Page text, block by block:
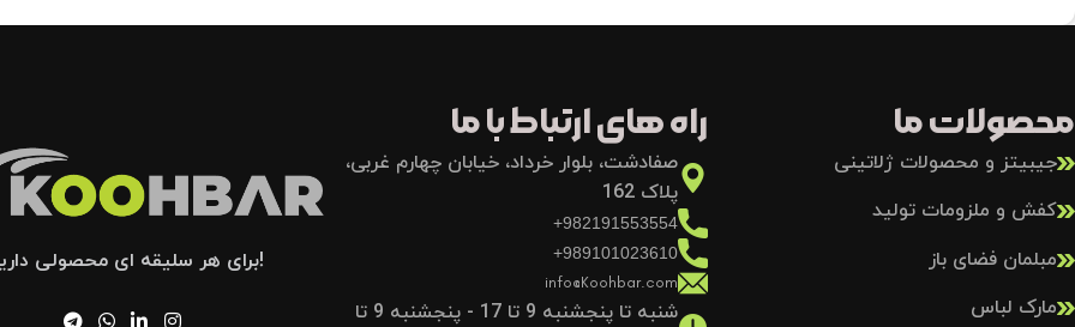
محصولات ما
جیبیتز و محصولات ژلاتینی
کفش و ملزومات تولید
مبلمان فضای باز
مارک لباس
راه های ارتباط با ما
صفادشت، بلوار خرداد، خیابان چهارم غربی،
پلاک 162
982191553554+
989101023610+
info@Koohbar.com
شنبه تا پنجشنبه 9 تا 17 - پنجشنبه 9 تا
!برای هر سلیقه ای محصولی